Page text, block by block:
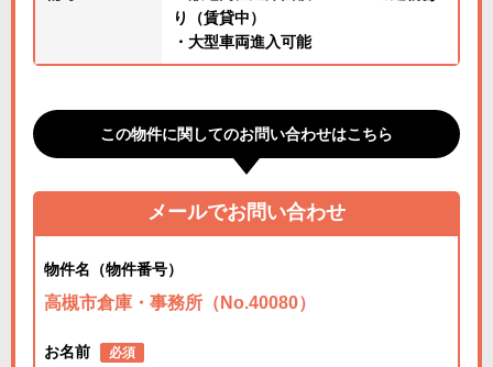
り（賃貸中）
・大型車両進入可能
この物件に関してのお問い合わせはこちら
メールでお問い合わせ
物件名（物件番号）
高槻市倉庫・事務所（No.40080）
お名前 必須